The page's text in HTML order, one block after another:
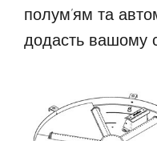
полум’ям та
додасть вашому